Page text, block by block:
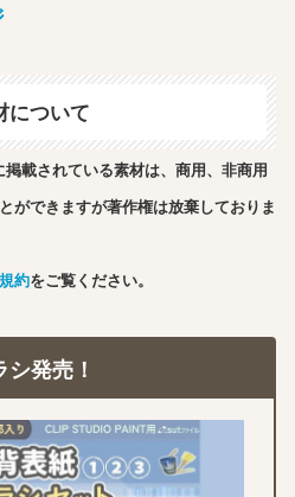
について
掲載されている素材は、商用、非商用
ができますが著作権は放棄しておりま
約をご覧ください。
シ発売！